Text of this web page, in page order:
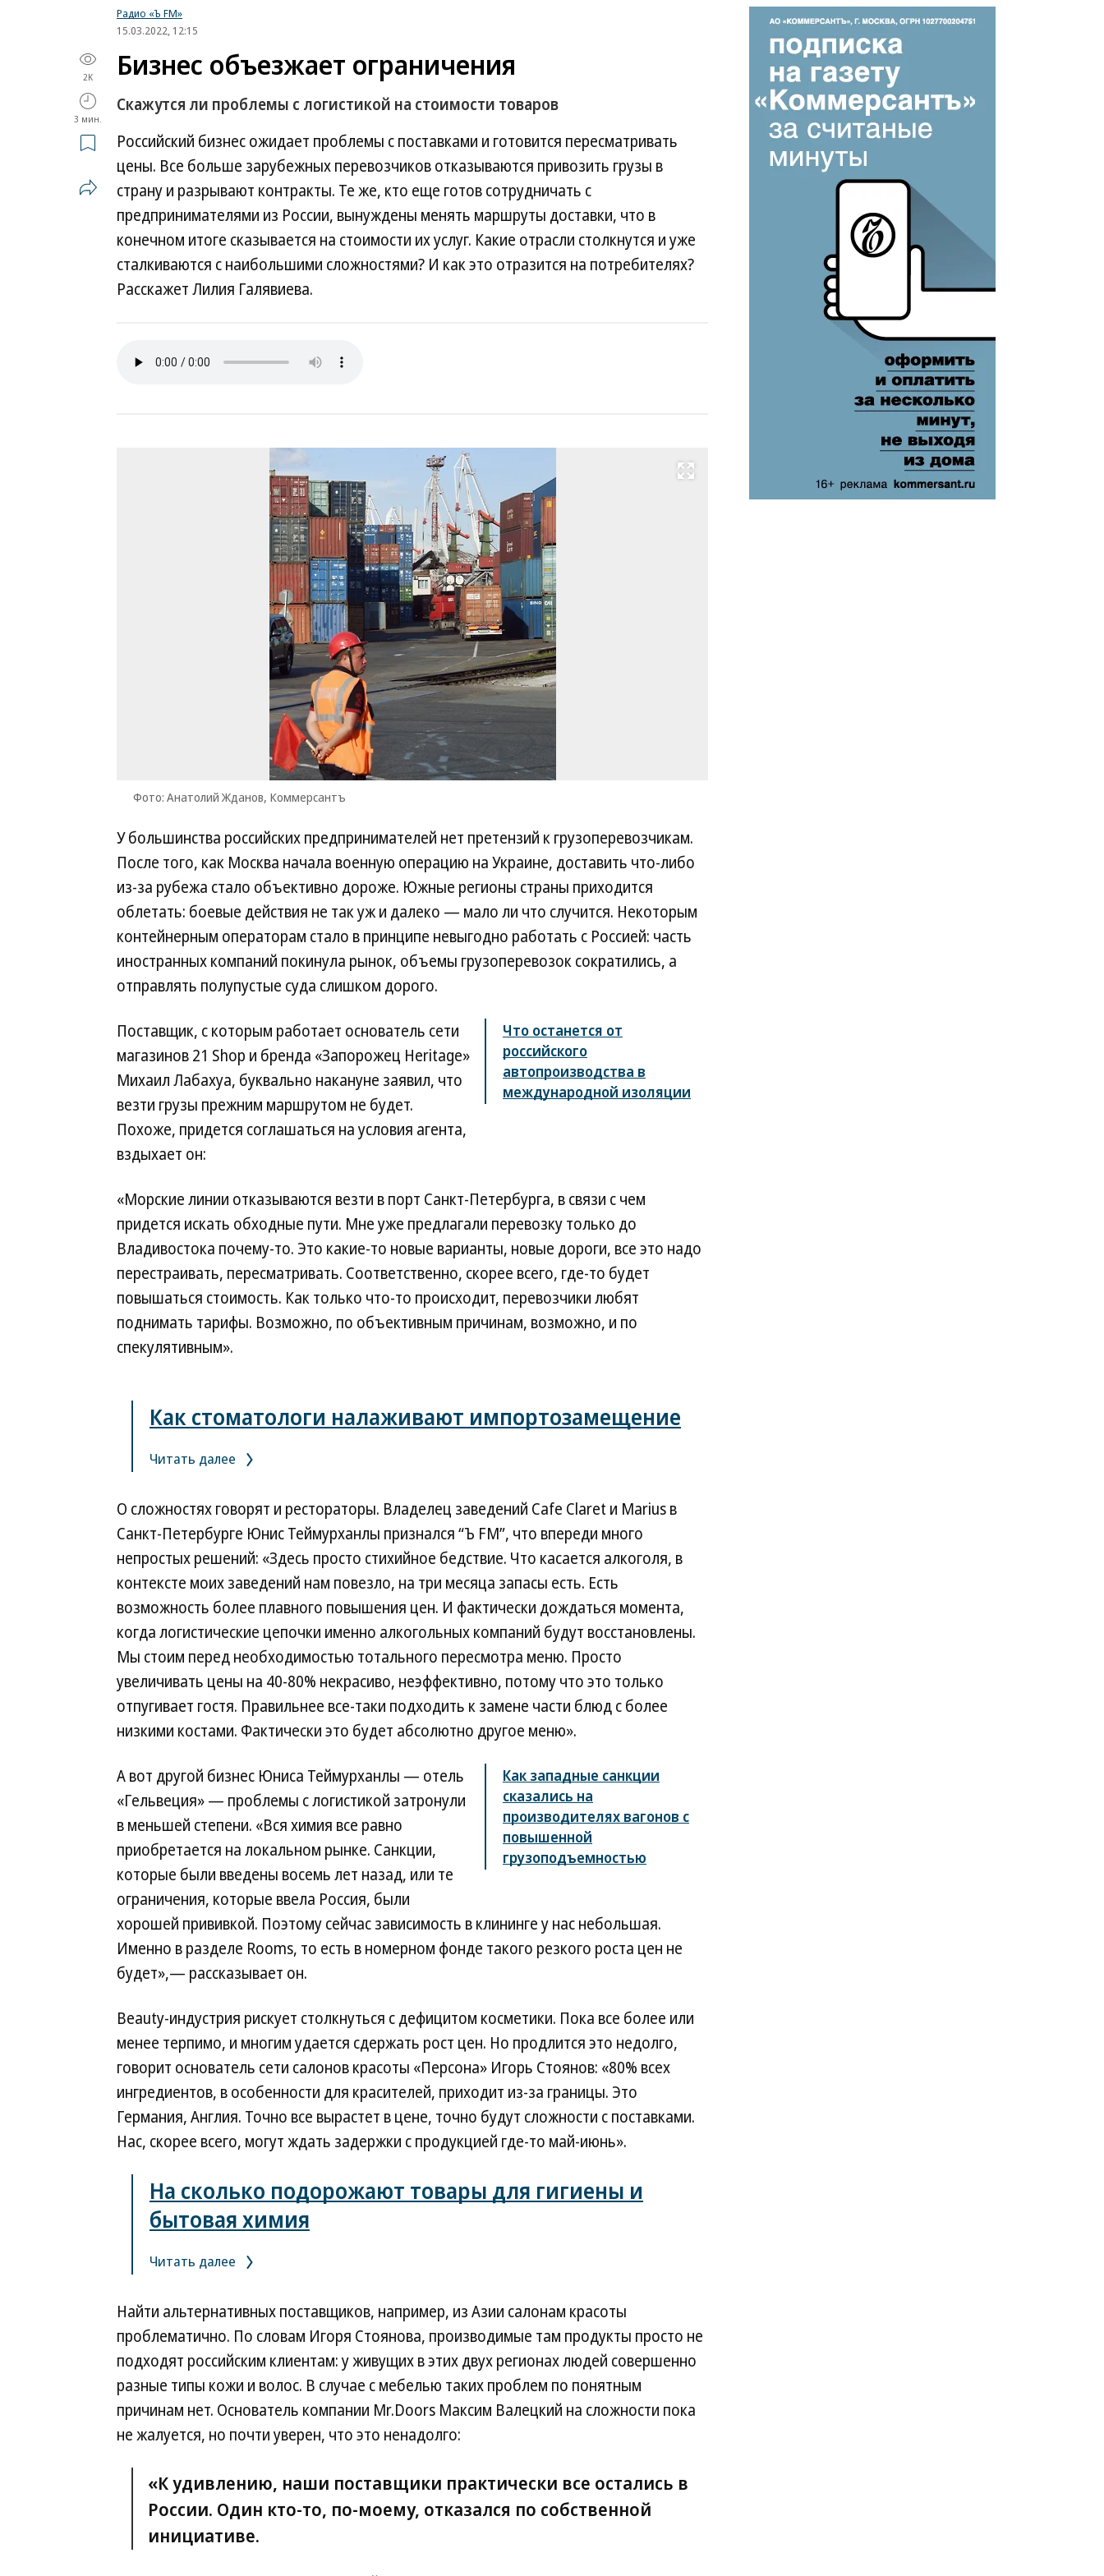
Радио «Ъ FM»
15.03.2022, 12:15
2K
3 мин.
Бизнес объезжает ограничения
Скажутся ли проблемы с логистикой на стоимости товаров
Российский бизнес ожидает проблемы с поставками и готовится пересматривать
цены. Все больше зарубежных перевозчиков отказываются привозить грузы в
страну и разрывают контракты. Те же, кто еще готов сотрудничать с
предпринимателями из России, вынуждены менять маршруты доставки, что в
конечном итоге сказывается на стоимости их услуг. Какие отрасли столкнутся и уже
сталкиваются с наибольшими сложностями? И как это отразится на потребителях?
Расскажет Лилия Галявиева.
Развернуть на весь экран
Фото: Анатолий Жданов, Коммерсантъ
У большинства российских предпринимателей нет претензий к грузоперевозчикам.
После того, как Москва начала военную операцию на Украине, доставить что-либо
из-за рубежа стало объективно дороже. Южные регионы страны приходится
облетать: боевые действия не так уж и далеко — мало ли что случится. Некоторым
контейнерным операторам стало в принципе невыгодно работать с Россией: часть
иностранных компаний покинула рынок, объемы грузоперевозок сократились, а
отправлять полупустые суда слишком дорого.
Что останется от
российского
автопроизводства в
международной изоляции
Поставщик, с которым работает основатель сети
магазинов 21 Shop и бренда «Запорожец Heritage»
Михаил Лабахуа, буквально накануне заявил, что
везти грузы прежним маршрутом не будет.
Похоже, придется соглашаться на условия агента,
вздыхает он:
«Морские линии отказываются везти в порт Санкт-Петербурга, в связи с чем
придется искать обходные пути. Мне уже предлагали перевозку только до
Владивостока почему-то. Это какие-то новые варианты, новые дороги, все это надо
перестраивать, пересматривать. Соответственно, скорее всего, где-то будет
повышаться стоимость. Как только что-то происходит, перевозчики любят
поднимать тарифы. Возможно, по объективным причинам, возможно, и по
спекулятивным».
Как стоматологи налаживают импортозамещение
Читать далее
О сложностях говорят и рестораторы. Владелец заведений Cafe Claret и Marius в
Санкт-Петербурге Юнис Теймурханлы признался “Ъ FM”, что впереди много
непростых решений: «Здесь просто стихийное бедствие. Что касается алкоголя, в
контексте моих заведений нам повезло, на три месяца запасы есть. Есть
возможность более плавного повышения цен. И фактически дождаться момента,
когда логистические цепочки именно алкогольных компаний будут восстановлены.
Мы стоим перед необходимостью тотального пересмотра меню. Просто
увеличивать цены на 40-80% некрасиво, неэффективно, потому что это только
отпугивает гостя. Правильнее все-таки подходить к замене части блюд с более
низкими костами. Фактически это будет абсолютно другое меню».
Как западные санкции
сказались на
производителях вагонов с
повышенной
грузоподъемностью
А вот другой бизнес Юниса Теймурханлы — отель
«Гельвеция» — проблемы с логистикой затронули
в меньшей степени. «Вся химия все равно
приобретается на локальном рынке. Санкции,
которые были введены восемь лет назад, или те
ограничения, которые ввела Россия, были
хорошей прививкой. Поэтому сейчас зависимость в клининге у нас небольшая.
Именно в разделе Rooms, то есть в номерном фонде такого резкого роста цен не
будет»,— рассказывает он.
Beauty-индустрия рискует столкнуться с дефицитом косметики. Пока все более или
менее терпимо, и многим удается сдержать рост цен. Но продлится это недолго,
говорит основатель сети салонов красоты «Персона» Игорь Стоянов: «80% всех
ингредиентов, в особенности для красителей, приходит из-за границы. Это
Германия, Англия. Точно все вырастет в цене, точно будут сложности с поставками.
Нас, скорее всего, могут ждать задержки с продукцией где-то май-июнь».
На сколько подорожают товары для гигиены и
бытовая химия
Читать далее
Найти альтернативных поставщиков, например, из Азии салонам красоты
проблематично. По словам Игоря Стоянова, производимые там продукты просто не
подходят российским клиентам: у живущих в этих двух регионах людей совершенно
разные типы кожи и волос. В случае с мебелью таких проблем по понятным
причинам нет. Основатель компании Mr.Doors Максим Валецкий на сложности пока
не жалуется, но почти уверен, что это ненадолго:
«К удивлению, наши поставщики практически все остались в
России. Один кто-то, по-моему, отказался по собственной
инициативе.